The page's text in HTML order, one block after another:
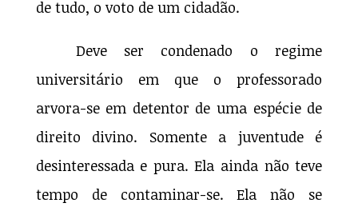
de tudo, o voto de um cidadão.
Deve ser condenado o regime
universitário em que o professorado
arvora-se em detentor de uma espécie de
direito divino. Somente a juventude é
desinteressada e pura. Ela ainda não teve
tempo de contaminar-se. Ela não se